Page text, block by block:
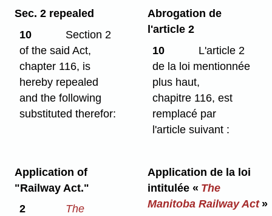
Sec. 2 repealed
10
Section 2
of the said Act,
chapter 116, is
hereby repealed
and the following
substituted therefor:
Abrogation de
l'article 2
10
L'article 2
de la loi mentionnée
plus haut,
chapitre 116, est
remplacé par
l'article suivant :
Application of
"Railway Act."
2
The
Application de la loi
intitulée « The
Manitoba Railway Act»